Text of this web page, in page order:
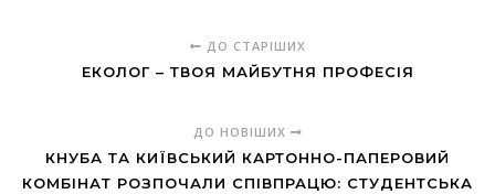
ДО СТАРІШИХ
ЕКОЛОГ – ТВОЯ МАЙБУТНЯ ПРОФЕСІЯ
ДО НОВІШИХ
КНУБА ТА КИЇВСЬКИЙ КАРТОННО-ПАПЕРОВИЙ
КОМБІНАТ РОЗПОЧАЛИ СПІВПРАЦЮ: СТУДЕНТСЬКА